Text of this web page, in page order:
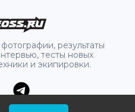
результаты
тесты новых
и экипировки.